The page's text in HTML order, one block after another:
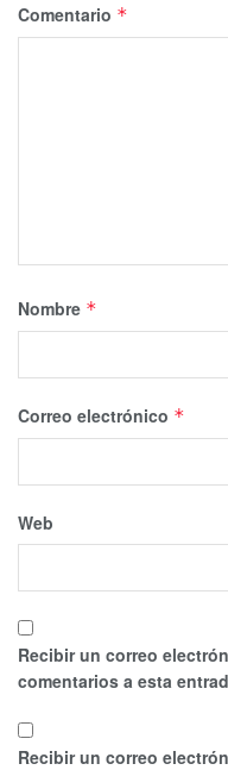
Comentario *
Nombre *
Correo electrónico *
Web
Recibir un correo
comentarios a esta
Recibir un correo